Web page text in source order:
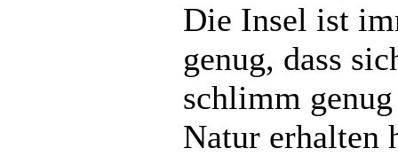
Die Insel ist
genug, dass
schlimm
Natur erhalten